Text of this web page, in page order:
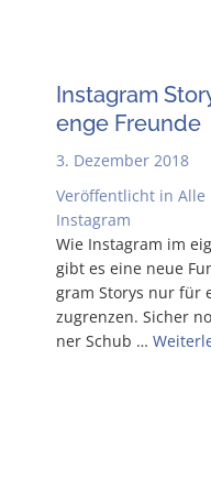
Insta­gram
enge Freunde
3. Dezember 2018
Veröffentlicht in Alle
Instagram
Wie Insta­gram im
gibt es eine neue
gram Sto­rys nur für
zu­gren­zen. Sicher
ner Schub …